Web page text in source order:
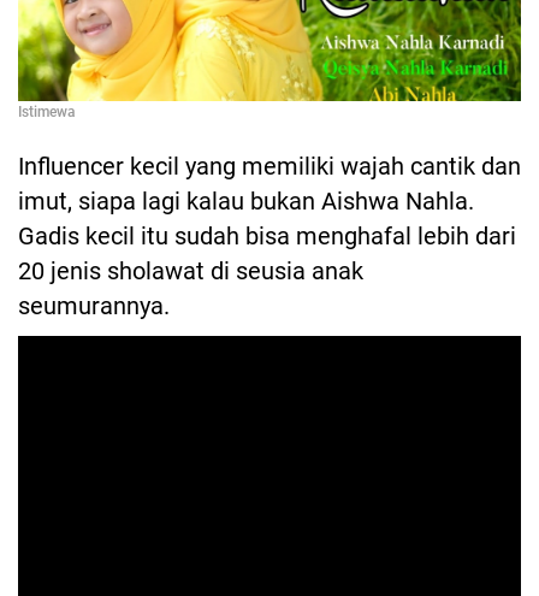
Istimewa
Influencer kecil yang memiliki wajah cantik dan
imut, siapa lagi kalau bukan Aishwa Nahla.
Gadis kecil itu sudah bisa menghafal lebih dari
20 jenis sholawat di seusia anak
seumurannya.